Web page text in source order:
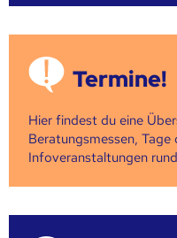
Termine!
Hier findest du eine
Beratungsmessen,
Infoveranstaltungen